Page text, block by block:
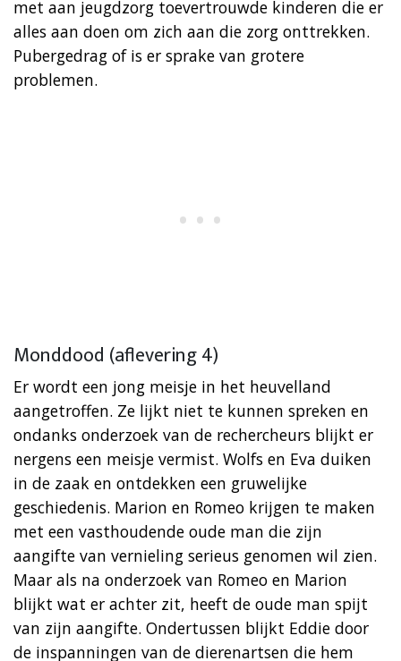
met aan jeugdzorg toevertrouwde kinderen die er
alles aan doen om zich aan die zorg onttrekken.
Pubergedrag of is er sprake van grotere
problemen.
Monddood (aflevering 4)
Er wordt een jong meisje in het heuvelland
aangetroffen. Ze lijkt niet te kunnen spreken en
ondanks onderzoek van de rechercheurs blijkt er
nergens een meisje vermist. Wolfs en Eva duiken
in de zaak en ontdekken een gruwelijke
geschiedenis. Marion en Romeo krijgen te maken
met een vasthoudende oude man die zijn
aangifte van vernieling serieus genomen wil zien.
Maar als na onderzoek van Romeo en Marion
blijkt wat er achter zit, heeft de oude man spijt
van zijn aangifte. Ondertussen blijkt Eddie door
de inspanningen van de dierenartsen die hem